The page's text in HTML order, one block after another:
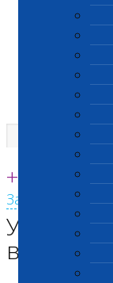
Единая круглосуточная
+7 495
Заказать
Условия